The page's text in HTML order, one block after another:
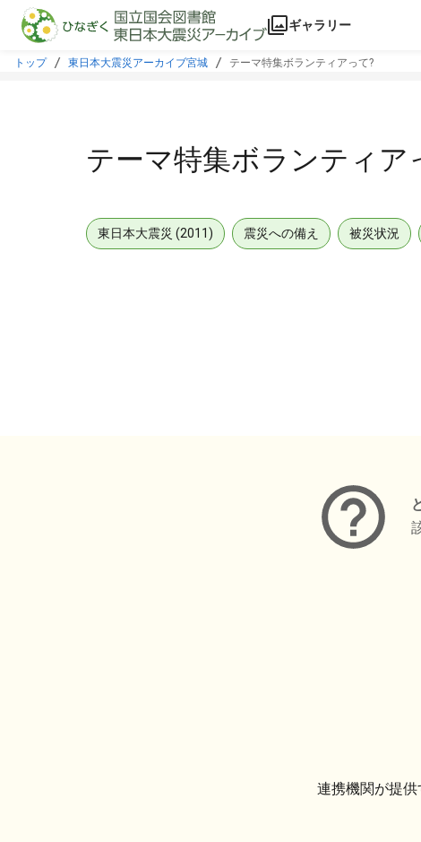
本文に飛ぶ
ギャラリー
トップ 東日本大震災アーカイブ宮城 テーマ特集ボランティアって?
テーマ特集ボランティア
東日本大震災 (2011) 震災への備え 被災状況
連携機関が提供